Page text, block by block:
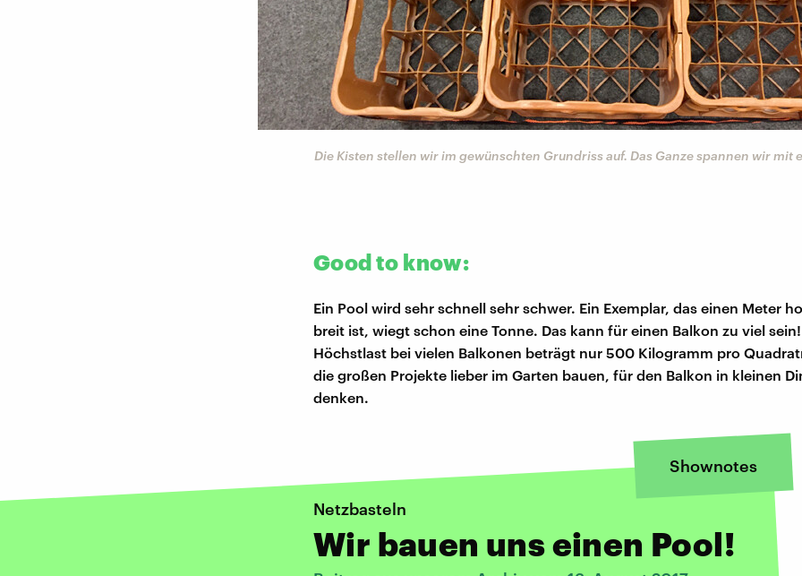
Die Kisten stellen wir im gewünschten Grundriss auf. Das Ganze spannen wir mit
Good to know:
Ein Pool wird sehr schnell sehr schwer. Ein Exemplar, das einen Meter
breit ist, wiegt schon eine Tonne. Das kann für einen Balkon zu viel
Höchstlast bei vielen Balkonen beträgt nur 500 Kilogramm pro
die großen Projekte lieber im Garten bauen, für den Balkon in kleinen
denken.
Shownotes
Netzbasteln
Wir bauen uns einen Pool!